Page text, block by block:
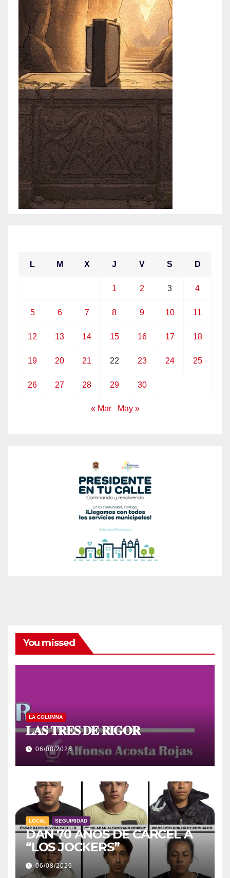
L M X J V S D
1 2 3 4
5 6 7 8 9 10 11
12 13 14 15 16 17 18
19 20 21 22 23 24 25
26 27 28 29 30
« Mar May »
You missed
LA COLUMNA
𝐋𝐀𝐒 𝐓𝐑𝐄𝐒 𝐃𝐄 𝐑𝐈𝐆𝐎𝐑
06/08/2026
LOCAL SEGUIRIDAD
DAN 70 AÑOS DE CÁRCEL A
“LOS JOCKERS”
06/08/2026